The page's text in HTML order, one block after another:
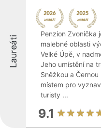
Laureáti
Penzion Zvonička
malebné oblasti
Velké Úpě, v
Jeho umístění na
Sněžkou a
místem pro
turisty ...
9.1